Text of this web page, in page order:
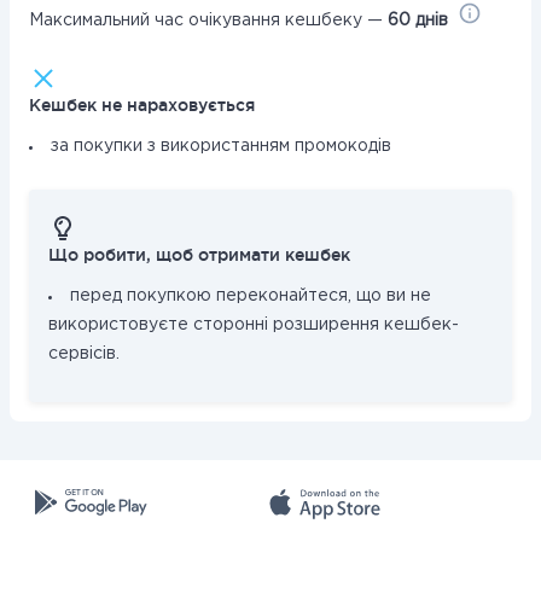
Максимальний час очікування кешбеку — 60 днів
Кешбек не нараховується
за покупки з використанням промокодів
Що робити, щоб отримати кешбек
перед покупкою переконайтеся, що ви не
використовуєте сторонні розширення кешбек-
сервісів.